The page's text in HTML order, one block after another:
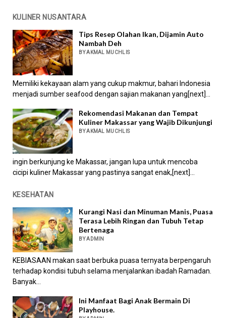
KULINER NUSANTARA
Tips Resep Olahan Ikan, Dijamin Auto
Nambah Deh
BY AKMAL MUCHLIS
Memiliki kekayaan alam yang cukup makmur, bahari Indonesia
menjadi sumber seafood dengan sajian makanan yang[next]...
Rekomendasi Makanan dan Tempat
Kuliner Makassar yang Wajib Dikunjungi
BY AKMAL MUCHLIS
ingin berkunjung ke Makassar, jangan lupa untuk mencoba
cicipi kuliner Makassar yang pastinya sangat enak,[next]...
KESEHATAN
Kurangi Nasi dan Minuman Manis, Puasa
Terasa Lebih Ringan dan Tubuh Tetap
Bertenaga
BY ADMIN
KEBIASAAN makan saat berbuka puasa ternyata berpengaruh
terhadap kondisi tubuh selama menjalankan ibadah Ramadan.
Banyak...
Ini Manfaat Bagi Anak Bermain Di
Playhouse.